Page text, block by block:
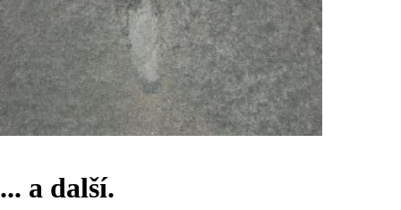
... a další.